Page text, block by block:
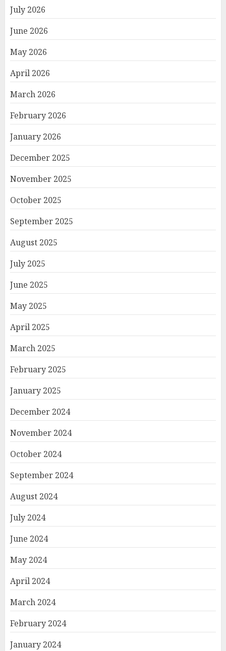
July 2026
June 2026
May 2026
April 2026
March 2026
February 2026
January 2026
December 2025
November 2025
October 2025
September 2025
August 2025
July 2025
June 2025
May 2025
April 2025
March 2025
February 2025
January 2025
December 2024
November 2024
October 2024
September 2024
August 2024
July 2024
June 2024
May 2024
April 2024
March 2024
February 2024
January 2024